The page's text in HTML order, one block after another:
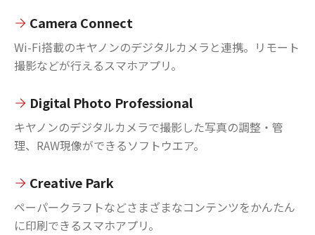
Camera Connect
Wi-Fi搭載のキヤノンのデジタルカメラと連携。リモート
撮影などが行えるスマホアプリ。
Digital Photo Professional
キヤノンのデジタルカメラで撮影した写真の調整・管
理、RAW現像ができるソフトウエア。
Creative Park
ペーパークラフトなどさまざまなコンテンツをかんたん
に印刷できるスマホアプリ。